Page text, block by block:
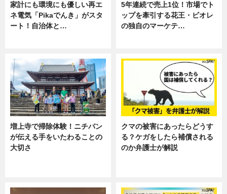
家計にも環境にも優しい再エ
ネ電気「Pikaでんき」がスタ
ート！自治体と…
5年連続で売上1位！市場でト
ップを牽引する花王・ビオレ
の独自のマーケテ…
増上寺で掃除体験！ニチバン
が伝える手をいたわることの
大切さ
クマの被害にあったらどうす
る？ケガをしたら補償される
のか弁護士が解説